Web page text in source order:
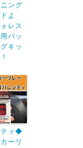
ング
よ
レス
バッ
キッ
ティ◆
ーリ